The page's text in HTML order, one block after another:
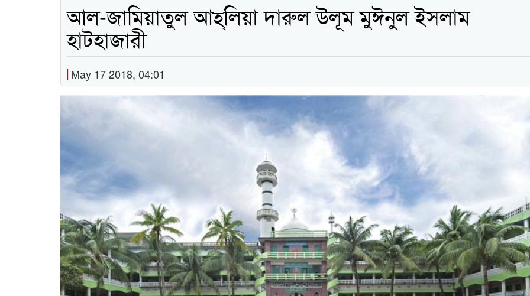
আল-জামিয়াতুল আহ্‌লিয়া দারুল উলূম মুঈনুল ইসলাম
হাটহাজারী
May 17 2018, 04:01